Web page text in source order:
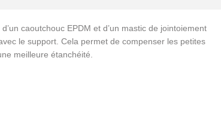
caoutchouc EPDM et d’un mastic de jointoiement
le support. Cela permet de compenser les petites
meilleure étanchéité.